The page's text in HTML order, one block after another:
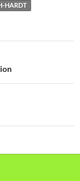
HARDT